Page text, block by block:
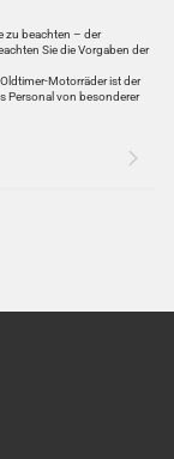
zu beachten – der
Sie die Vorgaben der
Motorräder ist der
Personal von besonderer